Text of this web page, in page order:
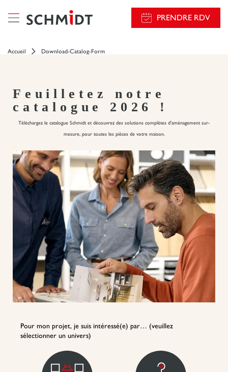
PRENDRE RDV
Accueil Download-Catalog-Form
Feuilletez notre
catalogue 2026 !
Téléchargez le catalogue Schmidt et découvrez des solutions complètes d'aménagement sur-
mesure, pour toutes les pièces de votre maison.
Pour mon projet, je suis intéressé(e) par… (veuillez
sélectionner un univers)